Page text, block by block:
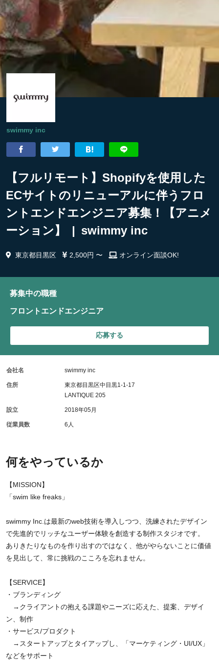
swimmy inc
【フルリモート】Shopifyを使用した
ECサイトのリニューアルに伴うフロ
ントエンドエンジニア募集！【アニメ
ーション】 | swimmy inc
東京都目黒区 2,500円 〜 オンライン面談OK!
何をやっているか
【MISSION】
「swim like freaks」
swimmy Inc.は最新のweb技術を導入しつつ、洗練されたデザイン
で先進的でリッチなユーザー体験を創造する制作スタジオです。
ありきたりなものを作り出すのではなく、他がやらないことに価値
を見出して、常に挑戦のこころを忘れません。
【SERVICE】
・ブランディング
→クライアントの抱える課題やニーズに応えた、提案、デザイ
ン、制作
・サービス/プロダクト
→スタートアップとタイアップし、「マーケティング・UI/UX」
などをサポート
募集中の職種
フロントエンドエンジニア
応募する
会社名 swimmy inc
住所
東京都目黒区中目黒1-1-17
LANTIQUE 205
設立 2018年05月
従業員数 6人